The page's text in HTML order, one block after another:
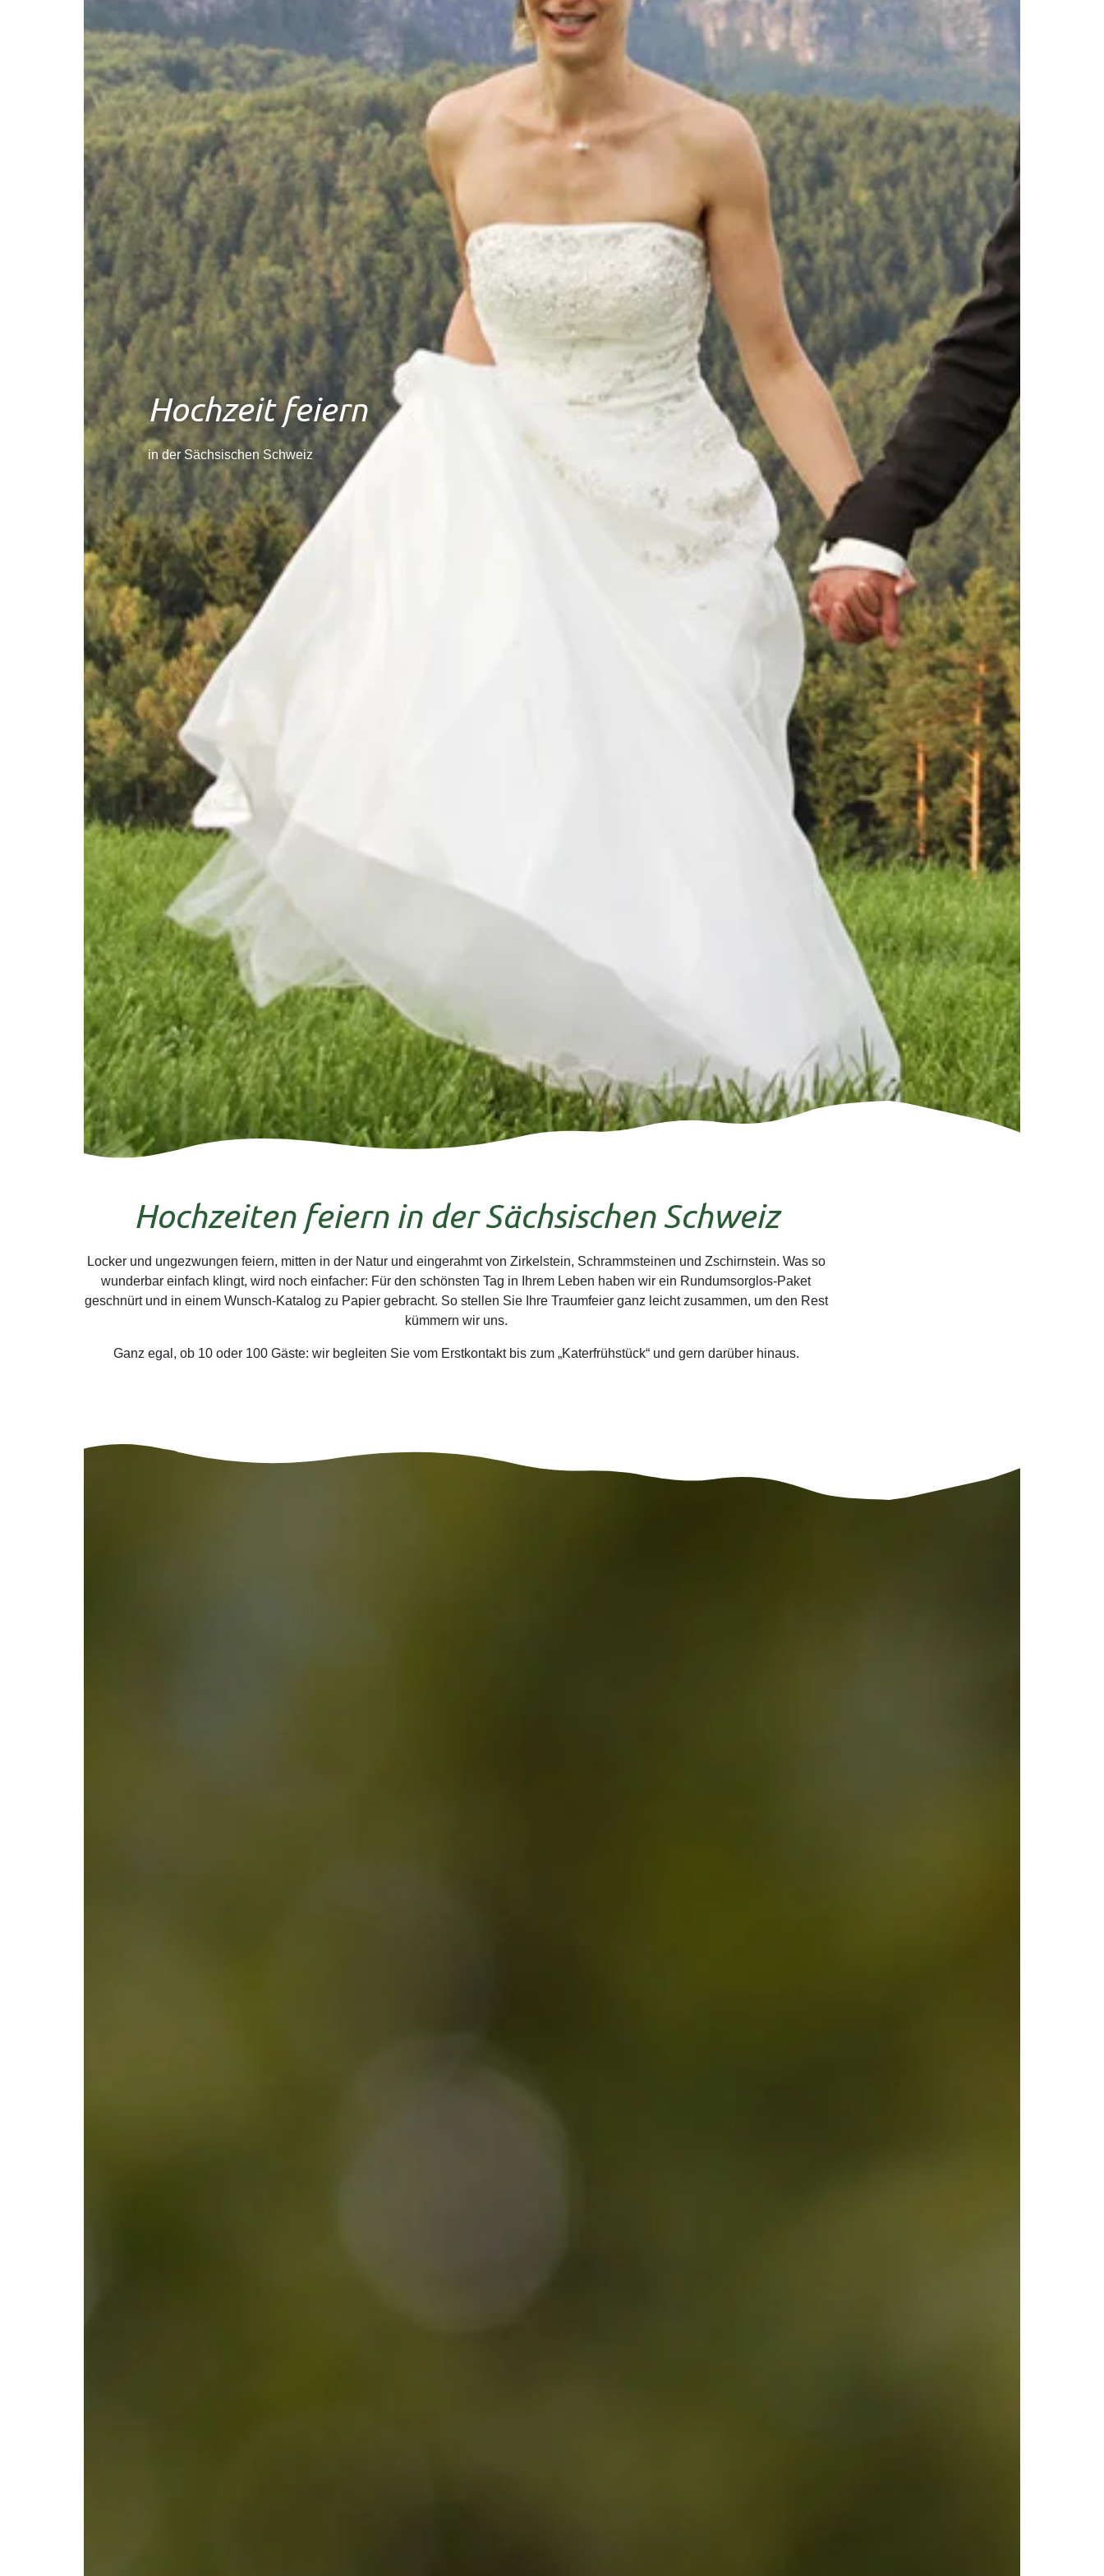
Hochzeit feiern
in der Sächsischen Schweiz
Hochzeiten feiern in der Sächsischen Schweiz
Locker und ungezwungen feiern, mitten in der Natur und eingerahmt von Zirkelstein, Schrammsteinen und Zschirnstein. Was so
wunderbar einfach klingt, wird noch einfacher: Für den schönsten Tag in Ihrem Leben haben wir ein Rundumsorglos-Paket
geschnürt und in einem Wunsch-Katalog zu Papier gebracht. So stellen Sie Ihre Traumfeier ganz leicht zusammen, um den Rest
kümmern wir uns.
Ganz egal, ob 10 oder 100 Gäste: wir begleiten Sie vom Erstkontakt bis zum „Katerfrühstück“ und gern darüber hinaus.